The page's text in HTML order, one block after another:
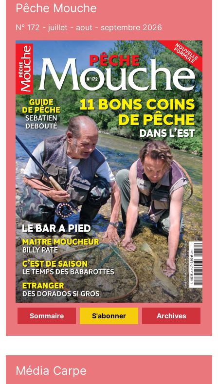
Pêche Mouche
N° 172 - juillet - aout - septembre 2026
Sommaire S'abonner Archives
Média Carpe